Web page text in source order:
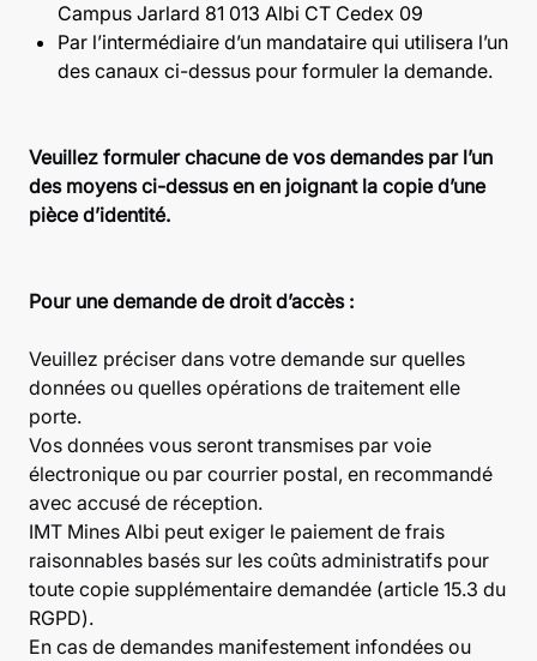
Campus Jarlard 81 013 Albi CT Cedex 09
Par l’intermédiaire d’un mandataire qui utilisera l’un
des canaux ci-dessus pour formuler la demande.
Veuillez formuler chacune de vos demandes par l’un
des moyens ci-dessus en en joignant la copie d’une
pièce d’identité.
Pour une demande de droit d’accès :
Veuillez préciser dans votre demande sur quelles
données ou quelles opérations de traitement elle
porte.
Vos données vous seront transmises par voie
électronique ou par courrier postal, en recommandé
avec accusé de réception.
IMT Mines Albi peut exiger le paiement de frais
raisonnables basés sur les coûts administratifs pour
toute copie supplémentaire demandée (article 15.3 du
RGPD).
En cas de demandes manifestement infondées ou